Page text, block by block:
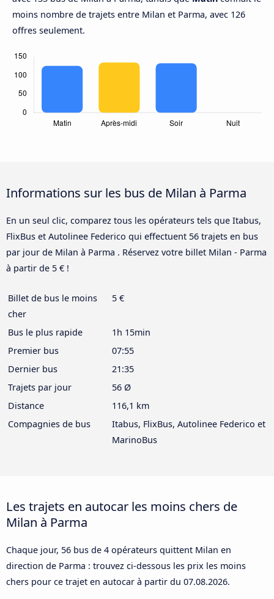
moins nombre de trajets entre Milan et Parma, avec 126
offres seulement.
Informations sur les bus de Milan à Parma
En un seul clic, comparez tous les opérateurs tels que Itabus,
FlixBus et Autolinee Federico qui effectuent 56 trajets en bus
par jour de Milan à Parma . Réservez votre billet Milan - Parma
à partir de 5 € !
Billet de bus le moins
cher
5 €
Bus le plus rapide
1h 15min
Premier bus
07:55
Dernier bus
21:35
Trajets par jour
56 Ø
Distance
116,1 km
Compagnies de bus
Itabus, FlixBus, Autolinee Federico et
MarinoBus
Les trajets en autocar les moins chers de
Milan à Parma
Chaque jour, 56 bus de 4 opérateurs quittent Milan en
direction de Parma : trouvez ci-dessous les prix les moins
chers pour ce trajet en autocar à partir du 07.08.2026.